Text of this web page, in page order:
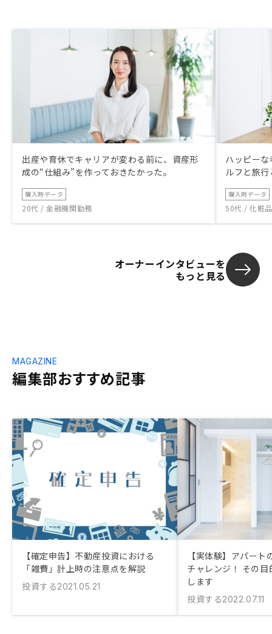
出産や育休でキャリアが変わる前に、資産形
成の“仕組み”を作っておきたかった。
購入時データ
20代 / 金融機関勤務
ハッピー
ルフと旅
購入時データ
50代 / 化粧
オーナーインタビューを
もっと見る
編集部おすすめ記事
MAGAZINE
【確定申告】不動産投資における
「雑費」計上時の注意点を解説
投資する2021.05.21
【実体験】アパー
チャレンジ！ その
します
投資する2022.07.11